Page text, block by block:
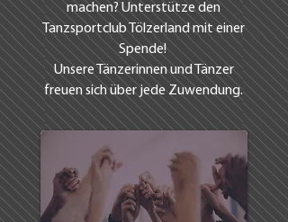
machen? Unterstütze den
Tanzsportclub Tölzerland mit einer
Spende!
Unsere Tänzerinnen und Tänzer
freuen sich über jede Zuwendung.